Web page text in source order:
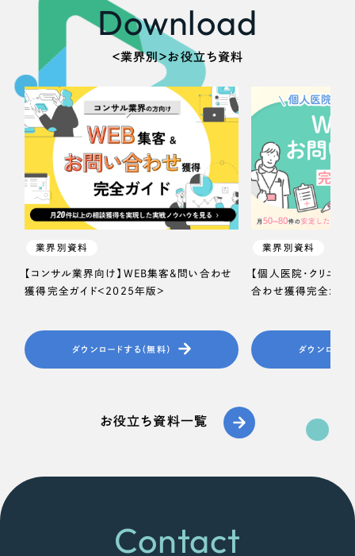
Download
＜業界別＞お役立ち資料
業界別資料
【コンサル業界向け】WEB集客＆問い合わせ
獲得完全ガイド＜2025年版＞
ダウンロードする（無料）
業界別資料
【個人医院・クリニッ
合わせ獲得完全ガイ
ダウンロード
お役立ち資料一覧
Contact